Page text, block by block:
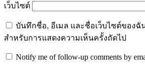
เว็บไซต์
บันทึกชื่อ, อีเมล และชื่อเว็บไซต์ของฉั
สำหรับการแสดงความเห็นครั้งถัดไป
Notify me of follow-up comments by